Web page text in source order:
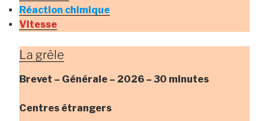
Réaction chimique
Vitesse
La grêle
Brevet – Générale – 2026 – 30 minutes
Centres étrangers